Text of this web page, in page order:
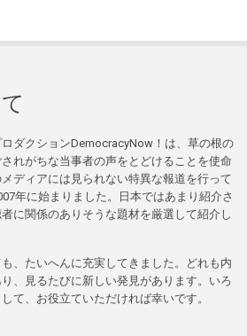
ダクションDemocracyNow！は、草の根の
れがちな当事者の声をとどけることを使命
ディアには見られない特異な報道を行って
年に始まりました。日本ではあまり紹介さ
に関係のありそうな題材を厳選して紹介し
、たいへんに充実してきました。どれも内
、見るたびに新しい発見があります。いろ
て、お役立ていただければ幸いです。